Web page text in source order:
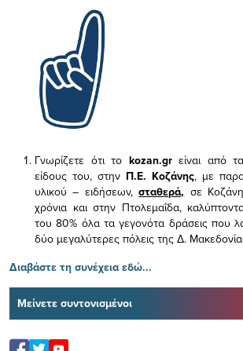
Γνωρίζετε ότι το kozan.gr είναι από
είδους του, στην Π.Ε. Κοζάνης, με
υλικού – ειδήσεων,σταθερά, σε
χρόνια και στην Πτολεμαΐδα,
του 80% όλα τα γεγονότα δράσεις που
δύο μεγαλύτερες πόλεις της Δ.
Διαβάστε τη συνέχεια εδώ...
Μείνετε συντονισμένοι